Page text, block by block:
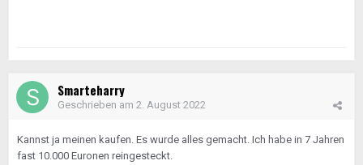
Smarteharry
Geschrieben am 2. August 2022
Kannst ja meinen kaufen. Es wurde alles gemacht. Ich habe in 7 Jahren
fast 10.000 Euronen reingesteckt.